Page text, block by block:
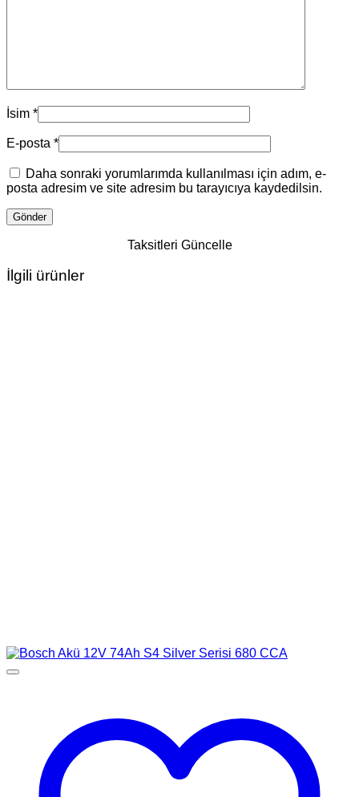
İsim *
E-posta *
Daha sonraki yorumlarımda kullanılması için adım, e-
posta adresim ve site adresim bu tarayıcıya kaydedilsin.
Taksitleri Güncelle
İlgili ürünler